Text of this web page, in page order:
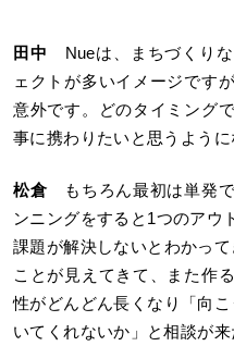
田中 Nueは、まちづくり
ェクトが多いイメージです
意外です。どのタイミング
事に携わりたいと思うよう
松倉もちろん最初は単発で
ンニングをすると1つのアウ
課題が解決しないとわかっ
ことが見えてきて、また作
性がどんどん長くなり「向
いてくれないか」と相談が